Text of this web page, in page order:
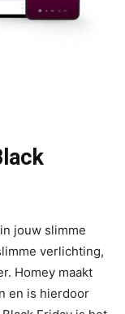
jouw slimme
verlichting,
Homey maakt
en is hierdoor